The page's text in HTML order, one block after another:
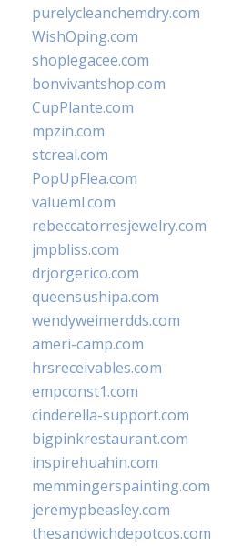
purelycleanchemdry.com
WishOping.com
shoplegacee.com
bonvivantshop.com
CupPlante.com
mpzin.com
stcreal.com
PopUpFlea.com
valueml.com
rebeccatorresjewelry.com
jmpbliss.com
drjorgerico.com
queensushipa.com
wendyweimerdds.com
ameri-camp.com
hrsreceivables.com
empconst1.com
cinderella-support.com
bigpinkrestaurant.com
inspirehuahin.com
memmingerspainting.com
jeremypbeasley.com
thesandwichdepotcos.com